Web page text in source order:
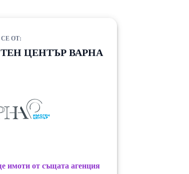
ОТ:
ЦЕНТЪР ВАРНА
имоти от същата агенция